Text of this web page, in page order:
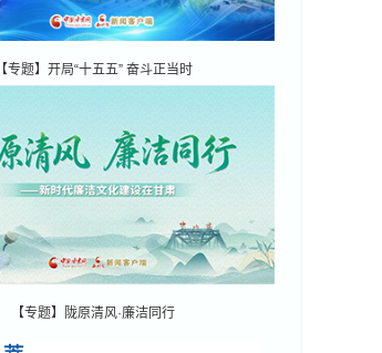
【专题】开局“十五五” 奋斗正当时
【专题】陇原清风·廉洁同行